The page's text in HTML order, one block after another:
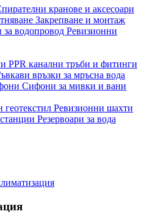
кранове и аксесоари
Закрепване и монтаж
за водопровод Ревизионни
PPR канални тръби и фитинги
връзки за мръсна вода
Сифони за мивки и вани
геотекстил Ревизионни шахти
Резервоари за вода